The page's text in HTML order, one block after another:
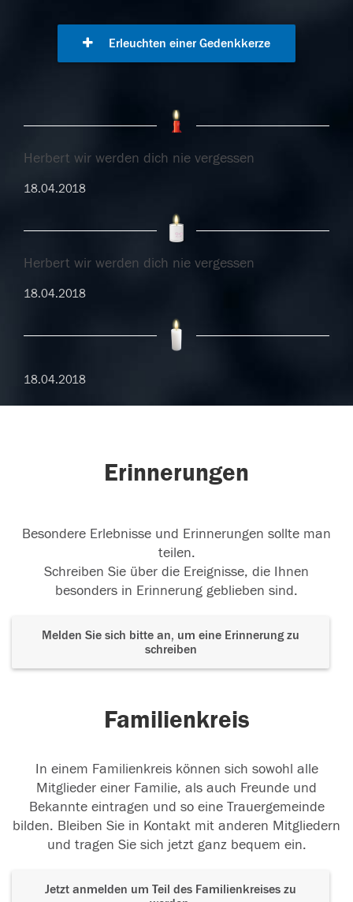
Erleuchten einer Gedenkkerze
Herbert wir werden dich nie vergessen
18.04.2018
Herbert wir werden dich nie vergessen
18.04.2018
18.04.2018
Erinnerungen
Besondere Erlebnisse und Erinnerungen sollte man
teilen.
Schreiben Sie über die Ereignisse, die Ihnen
besonders in Erinnerung geblieben sind.
Melden Sie sich bitte an, um eine Erinnerung zu
schreiben
Familienkreis
In einem Familienkreis können sich sowohl alle
Mitglieder einer Familie, als auch Freunde und
Bekannte eintragen und so eine Trauergemeinde
bilden. Bleiben Sie in Kontakt mit anderen Mitgliedern
und tragen Sie sich jetzt ganz bequem ein.
Jetzt anmelden um Teil des Familienkreises zu